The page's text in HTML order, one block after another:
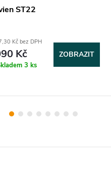
ST22
Kč bez DPH
Kč
3 ks
ZOBRAZIT